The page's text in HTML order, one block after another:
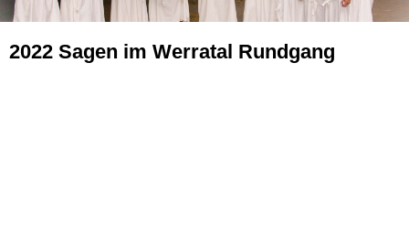
2022 Sagen im Werratal Rundgang